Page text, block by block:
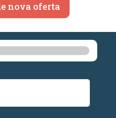
nova oferta